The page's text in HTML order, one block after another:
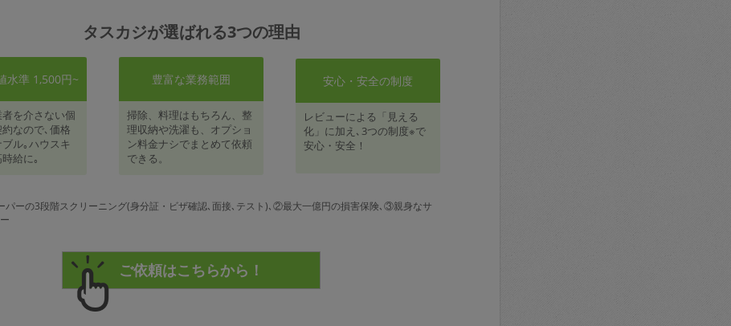
タスカジが選ばれる3つの理由
水準 1,500円~
を介さない個
なので､価格
ル｡ハウスキ
給に｡
豊富な業務範囲
掃除、料理はもちろん、整
理収納や洗濯も、オプショ
ン料金ナシでまとめて依頼
できる。
安心・安全の制度
レビューによる「見える
化」に加え､3つの制度※で
安心・安全！
ーの3段階スクリーニング(身分証・ビザ確認､面接､テスト)､②最大一億円の損害保険､③親身なサ